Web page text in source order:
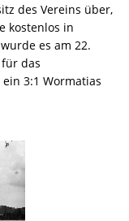
des Vereins über,
kostenlos in
es am 22.
das
3:1 Wormatias